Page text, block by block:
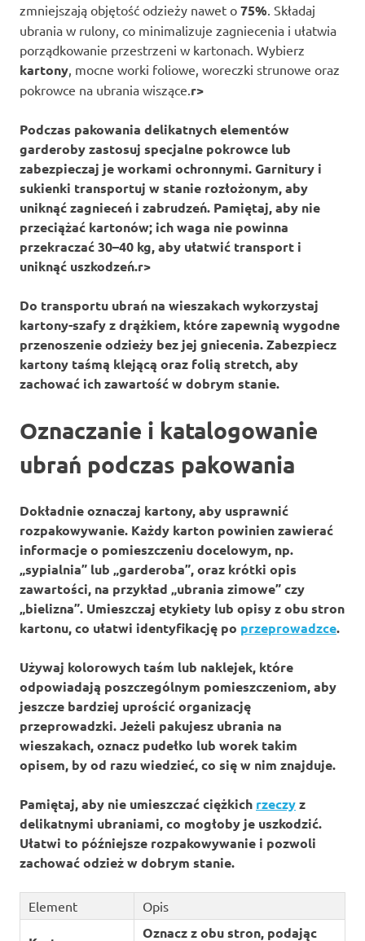
zmniejszają objętość odzieży nawet o 75% . Składaj
ubrania w rulony, co minimalizuje zagniecenia i ułatwia
porządkowanie przestrzeni w kartonach. Wybierz
kartony , mocne worki foliowe, woreczki strunowe oraz
pokrowce na ubrania wiszące. r>
Podczas pakowania delikatnych elementów
garderoby zastosuj specjalne pokrowce lub
zabezpieczaj je workami ochronnymi. Garnitury i
sukienki transportuj w stanie rozłożonym, aby
uniknąć zagnieceń i zabrudzeń. Pamiętaj, aby nie
przeciążać kartonów; ich waga nie powinna
przekraczać30–40 kg, aby ułatwić transport i
uniknąć uszkodzeń.r>
Do transportu ubrań na wieszakach wykorzystaj
kartony-szafyz drążkiem, które zapewnią wygodne
przenoszenie odzieży bez jej gniecenia. Zabezpiecz
kartony taśmą klejącą oraz folią stretch, aby
zachować ich zawartość w dobrym stanie.
Oznaczanie i katalogowanie
ubrań podczas pakowania
Dokładnie oznaczaj kartony, aby usprawnić
rozpakowywanie. Każdy karton powinien zawierać
informacje o pomieszczeniu docelowym, np.
„sypialnia” lub „garderoba”, oraz krótki opis
zawartości, na przykład „ubrania zimowe” czy
„bielizna”. Umieszczaj etykiety lub opisy z obu stron
kartonu, co ułatwi identyfikację po przeprowadzce.
Używaj kolorowych taśm lub naklejek, które
odpowiadają poszczególnym pomieszczeniom, aby
jeszcze bardziej uprościć organizację
przeprowadzki. Jeżeli pakujesz ubrania na
wieszakach, oznacz pudełko lub worek takim
opisem, by od razu wiedzieć, co się w nim znajduje.
Pamiętaj, aby nie umieszczać ciężkich rzeczyz
delikatnymi ubraniami, co mogłoby je uszkodzić.
Ułatwi to późniejsze rozpakowywanie i pozwoli
zachować odzież w dobrym stanie.
Element Opis
Oznacz z obu stron, podając